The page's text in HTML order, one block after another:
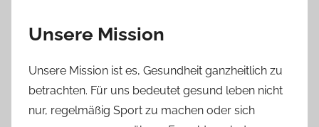
Unsere Mission
Unsere Mission ist es, Gesundheit ganzheitlich zu
betrachten. Für uns bedeutet gesund leben nicht
nur, regelmäßig Sport zu machen oder sich